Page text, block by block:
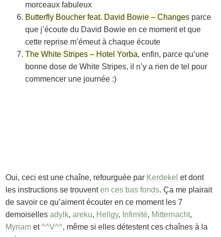
morceaux fabuleux
Butterfly Boucher feat. David Bowie – Changes parce
que j’écoute du David Bowie en ce moment et que
cette reprise m’émeut à chaque écoute
The White Stripes – Hotel Yorba, enfin, parce qu’une
bonne dose de White Stripes, il n’y a rien de tel pour
commencer une journée :)
Oui, ceci est une chaîne, refourguée par Kerdekel et dont
les instructions se trouventen ces bas fonds. Ça me plairait
de savoir ce qu’aiment écouter en ce moment les 7
demoisellesadylk,areku, Hellgy, Infimité, Mitternacht,
Myriam et^^V^^, même si elles détestent ces chaînes à la